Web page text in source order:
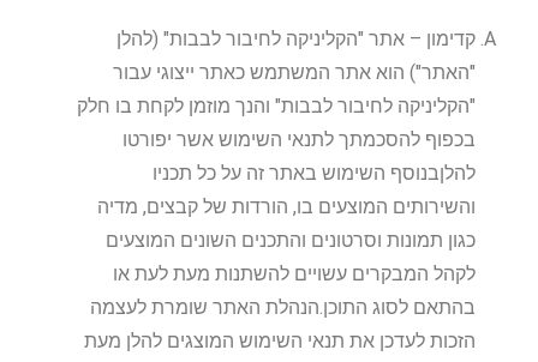
קדימון – אתר "הקליניקה לחיבור לבבות" (להלן
"האתר") הוא אתר המשתמש כאתר ייצוגי עבור
"הקליניקה לחיבור לבבות" והנך מוזמן לקחת בו חלק
בכפוף להסכמתך לתנאי השימוש אשר יפורטו
להלןבנוסף השימוש באתר זה על כל תכניו
והשירותים המוצעים בו, הורדות של קבצים, מדיה
כגון תמונות וסרטונים והתכנים השונים המוצעים
לקהל המבקרים עשויים להשתנות מעת לעת או
בהתאם לסוג התוכן.הנהלת האתר שומרת לעצמה
הזכות לעדכן את תנאי השימוש המוצגים להלן מעת